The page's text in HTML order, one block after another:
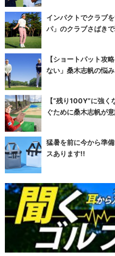
インパクトでクラブ
パ」のクラブさばき
【ショートパット攻
ない」桑木志帆の悩
【“残り100Y”に強
ぐために桑木志帆が
猛暑を前に今から準
スあります!!